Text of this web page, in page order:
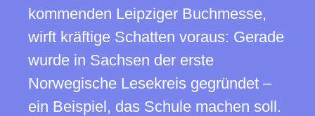
kommenden Leipziger Buchmesse,
wirft kräftige Schatten voraus: Gerade
wurde in Sachsen der erste
Norwegische Lesekreis gegründet –
ein Beispiel, das Schule machen soll.